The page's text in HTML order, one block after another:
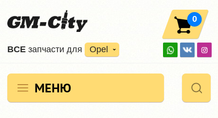
ВCE запчасти для Opel
0
МЕНЮ